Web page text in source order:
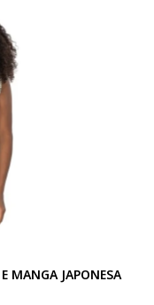
MANGA JAPONESA